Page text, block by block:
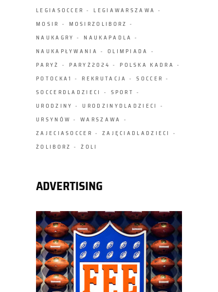
LEGIASOCCER
LEGIAWARSZAWA
MOSIR
MOSIRZOLIBORZ
NAUKAGRY
NAUKAPADLA
NAUKAPŁYWANIA
OLIMPIADA
PARYŻ
PARYŻ2024
POLSKA KADRA
POTOCKA1
REKRUTACJA
SOCCER
SOCCERDLADZIECI
SPORT
URODZINY
URODZINYDLADZIECI
URSYNÓW
WARSZAWA
ZAJECIASOCCER
ZAJĘCIADLADZIECI
ŻOLIBORZ
ŻOLI
ADVERTISING